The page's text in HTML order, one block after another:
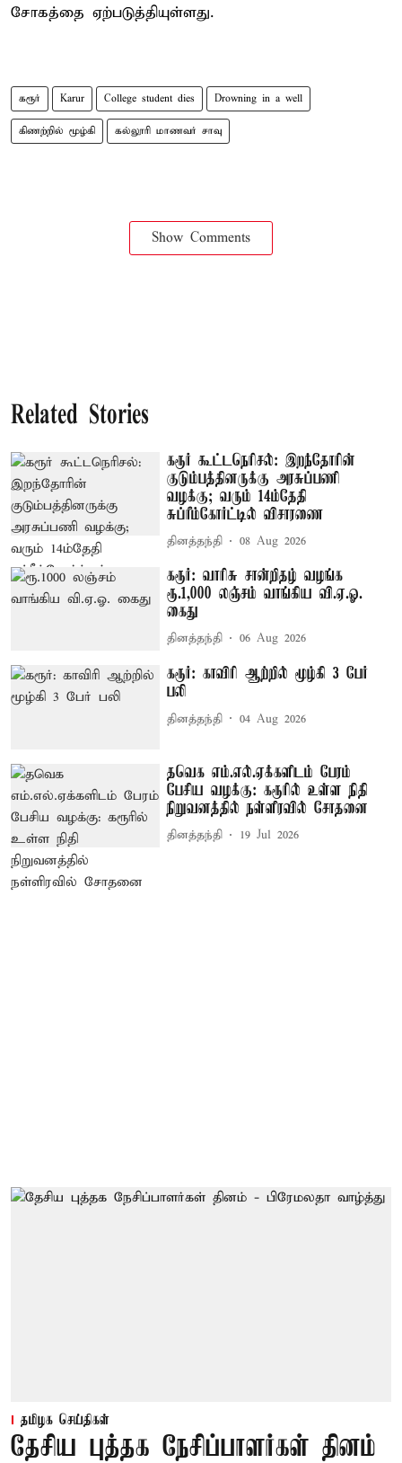
சோகத்தை ஏற்படுத்தியுள்ளது.
கரூர் Karur College student dies Drowning in a well
கிணற்றில் மூழ்கி கல்லூரி மாணவர் சாவு
Show Comments
Related Stories
கரூர் கூட்டநெரிசல்: இறந்தோரின்
குடும்பத்தினருக்கு அரசுப்பணி
வழக்கு; வரும் 14ம்தேதி
சுப்ரீம்கோர்ட்டில் விசாரணை
தினத்தந்தி 08 Aug 2026
கரூர்: வாரிசு சான்றிதழ் வழங்க
ரூ.1,000 லஞ்சம் வாங்கிய வி.ஏ.ஓ.
கைது
தினத்தந்தி 06 Aug 2026
கரூர்: காவிரி ஆற்றில் மூழ்கி 3 பேர்
பலி
தினத்தந்தி 04 Aug 2026
தவெக எம்.எல்.ஏக்களிடம் பேரம்
பேசிய வழக்கு: கரூரில் உள்ள நிதி
நிறுவனத்தில் நள்ளிரவில் சோதனை
தினத்தந்தி 19 Jul 2026
தமிழக செய்திகள்
தேசிய புத்தக நேசிப்பாளர்கள் தினம்